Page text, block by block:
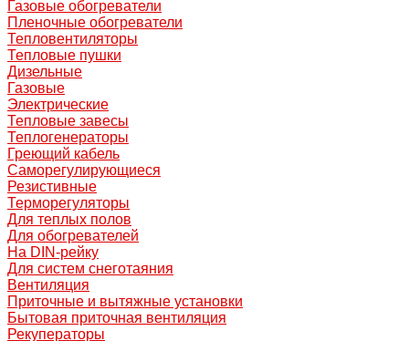
Газовые обогреватели
Пленочные обогреватели
Тепловентиляторы
Тепловые пушки
Дизельные
Газовые
Электрические
Тепловые завесы
Теплогенераторы
Греющий кабель
Саморегулирующиеся
Резистивные
Терморегуляторы
Для теплых полов
Для обогревателей
На DIN-рейку
Для систем снеготаяния
Вентиляция
Приточные и вытяжные установки
Бытовая приточная вентиляция
Рекуператоры